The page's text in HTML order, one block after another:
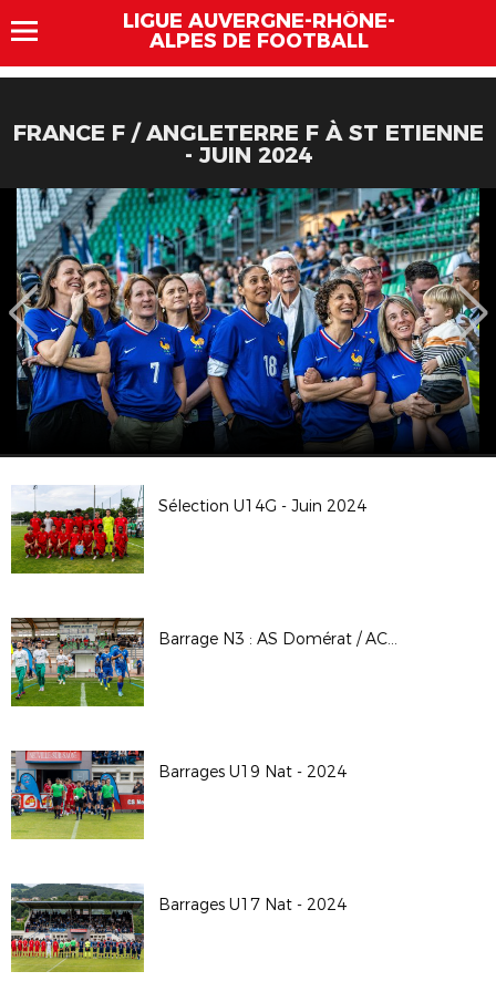
LIGUE AUVERGNE-RHÔNE-
ALPES DE FOOTBALL
FRANCE F / ANGLETERRE F À ST ETIENNE
- JUIN 2024
Sélection U14G - Juin 2024
Barrage N3 : AS Domérat / AC Seyssinet-Pariset
Barrages U19 Nat - 2024
Barrages U17 Nat - 2024